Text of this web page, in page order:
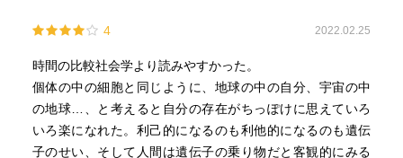
であるために、長期間の生存の術、知識知恵を身に着ける
し、そういう知恵知識を個人が獲得することが社会におい
ても重要なものとしてみなされるようになる。社会から個
人が認められるようになる。元々は自分の子を産んで保育
するために長寿となる進化を遂げたが、それにより他の子
を育てる社会の一端を担うことが存在の根拠となる面を生
4 2022.02.25
時間の比較社会学より読みやすかった。
個体の中の細胞と同じように、地球の中の自分、宇宙の中
の地球…、と考えると自分の存在がちっぽけに思えていろ
いろ楽になれた。利己的になるのも利他的になるのも遺伝
子のせい、そして人間は遺伝子の乗り物だと客観的にみる